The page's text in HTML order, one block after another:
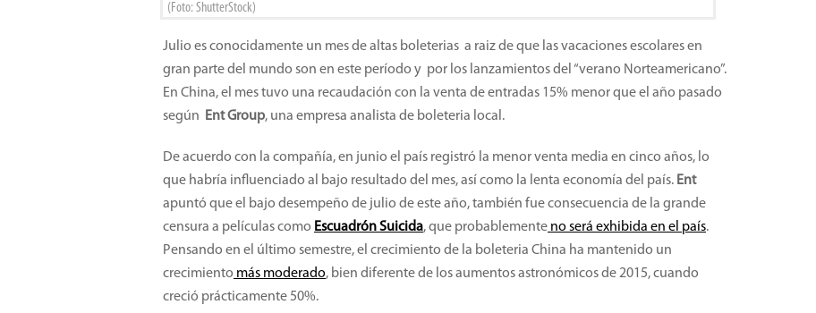
(Foto: ShutterStock)
Julio es conocidamente un mes de altas boleterias a raiz de que las vacaciones escolares en
gran parte del mundo son en este período y por los lanzamientos del “verano Norteamericano”.
En China, el mes tuvo una recaudación con la venta de entradas 15% menor que el año pasado
según
Ent Group, una empresa analista de boleteria local.
De acuerdo con la compañía, en junio el país registró la menor venta media en cinco años, lo
que habría influenciado al bajo resultado del mes, así como la lenta economía del país. Ent
apuntó que el bajo desempeño de julio de este año, también fue consecuencia de la grande
censura a películas como Escuadrón Suicida, que probablemente no será exhibida en el país.
Pensando en el último semestre, el crecimiento de la boleteria China ha mantenido un
crecimiento más moderado, bien diferente de los aumentos astronómicos de 2015, cuando
creció prácticamente 50%.